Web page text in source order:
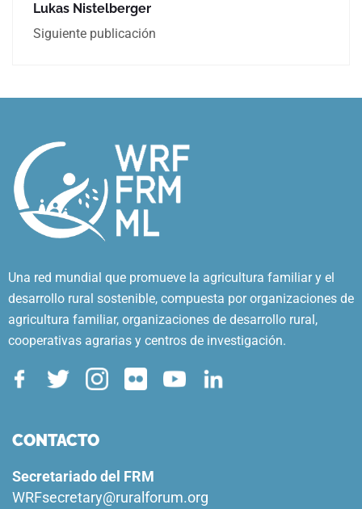
Lukas Nistelberger
Siguiente publicación
Una red mundial que promueve la agricultura familiar y el
desarrollo rural sostenible, compuesta por organizaciones de
agricultura familiar, organizaciones de desarrollo rural,
cooperativas agrarias y centros de investigación.
CONTACTO
Secretariado del FRM
WRFsecretary@ruralforum.org